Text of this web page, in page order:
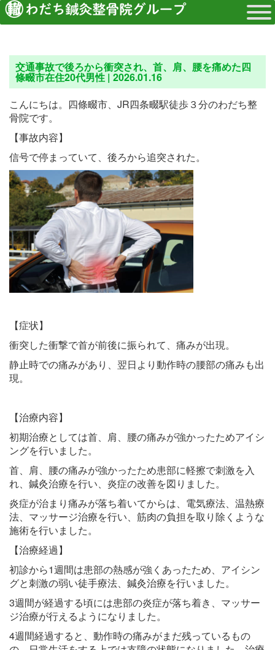
交通事故で後ろから衝突され、首、肩、腰を痛めた四
條畷市在住20代男性 | 2026.01.16
こんにちは。四條畷市、JR四条畷駅徒歩３分のわだち整
骨院です。
【事故内容】
信号で停まっていて、後ろから追突された。
【症状】
衝突した衝撃で首が前後に振られて、痛みが出現。
静止時での痛みがあり、翌日より動作時の腰部の痛みも出
現。
【治療内容】
初期治療としては首、肩、腰の痛みが強かったためアイシ
ングを行いました。
首、肩、腰の痛みが強かったため患部に軽擦で刺激を入
れ、鍼灸治療を行い、炎症の改善を図りました。
炎症が治まり痛みが落ち着いてからは、電気療法、温熱療
法、マッサージ治療を行い、筋肉の負担を取り除くような
施術を行いました。
【治療経過】
初診から1週間は患部の熱感が強くあったため、アイシン
グと刺激の弱い徒手療法、鍼灸治療を行いました。
3週間が経過する頃には患部の炎症が落ち着き、マッサー
ジ治療が行えるようになりました。
4週間経過すると、動作時の痛みがまだ残っているもの